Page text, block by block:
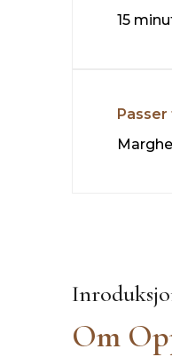
15
Passer
Om